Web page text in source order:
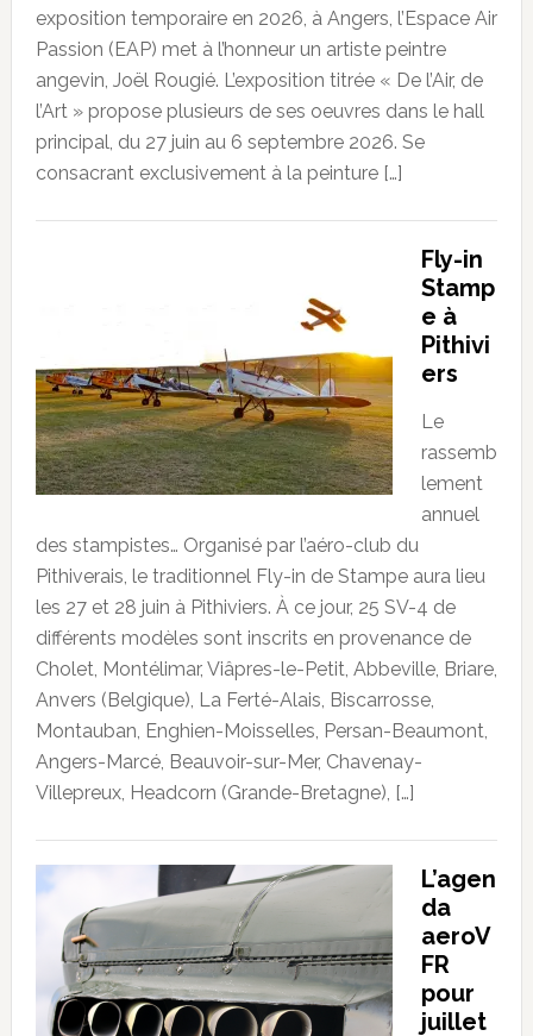
exposition temporaire en 2026, à Angers, l’Espace Air
Passion (EAP) met à l’honneur un artiste peintre
angevin, Joël Rougié. L’exposition titrée « De l’Air, de
l’Art » propose plusieurs de ses oeuvres dans le hall
principal, du 27 juin au 6 septembre 2026. Se
consacrant exclusivement à la peinture […]
Fly-in
Stamp
e à
Pithivi
ers
Le
rassemb
lement
annuel
des stampistes… Organisé par l’aéro-club du
Pithiverais, le traditionnel Fly-in de Stampe aura lieu
les 27 et 28 juin à Pithiviers. À ce jour, 25 SV-4 de
différents modèles sont inscrits en provenance de
Cholet, Montélimar, Viâpres-le-Petit, Abbeville, Briare,
Anvers (Belgique), La Ferté-Alais, Biscarrosse,
Montauban, Enghien-Moisselles, Persan-Beaumont,
Angers-Marcé, Beauvoir-sur-Mer, Chavenay-
Villepreux, Headcorn (Grande-Bretagne), […]
L’agen
da
aeroV
FR
pour
juillet